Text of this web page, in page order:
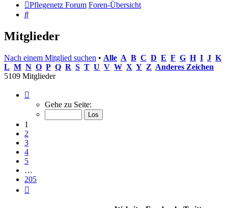
Pflegenetz Forum Foren-Übersicht
Suche
Mitglieder
Nach einem Mitglied suchen • Alle A B C D E F G H I J K
L M N O P Q R S T U V W X Y Z Anderes Zeichen
5109 Mitglieder
von
Gehe zu Seite:
1
2
3
4
5
…
205